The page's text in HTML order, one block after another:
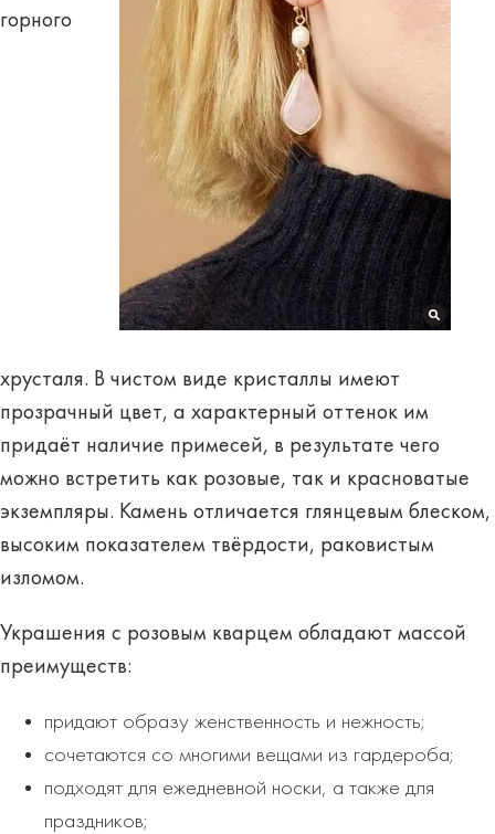
горного
хрусталя. В чистом виде кристаллы имеют
прозрачный цвет, а характерный оттенок им
придаёт наличие примесей, в результате чего
можно встретить как розовые, так и красноватые
экземпляры. Камень отличается глянцевым блеском,
высоким показателем твёрдости, раковистым
изломом.
Украшения с розовым кварцем обладают массой
преимуществ:
придают образу женственность и нежность;
сочетаются со многими вещами из гардероба;
подходят для ежедневной носки, а также для
праздников;